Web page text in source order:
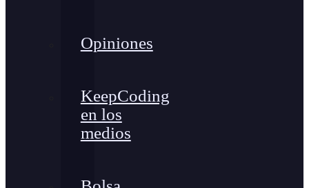
Opiniones
KeepCoding
en los
medios